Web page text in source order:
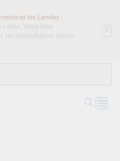
et les Landes :
côtés. Vous êtes
les incendies en cours